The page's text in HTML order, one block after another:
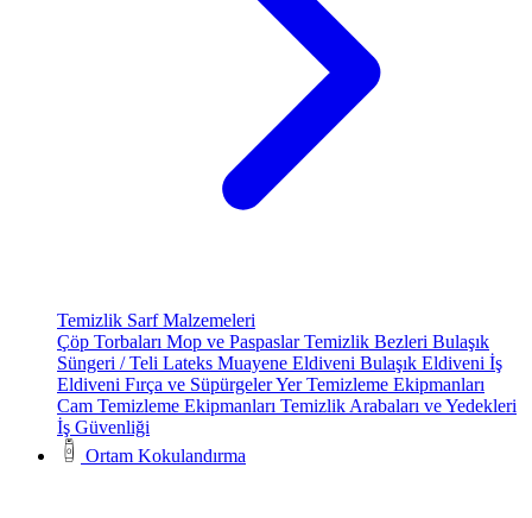
Temizlik Sarf Malzemeleri
Çöp Torbaları Mop ve PaspaslarTemizlik Bezleri Bulaşık
Süngeri / Teli Lateks Muayene Eldiveni Bulaşık Eldiveni İş
Eldiveni Fırça ve SüpürgelerYer Temizleme Ekipmanları
Cam Temizleme Ekipmanları Temizlik Arabaları ve Yedekleri
İş Güvenliği
Ortam Kokulandırma